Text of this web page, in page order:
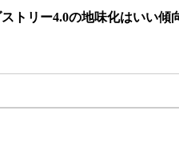
トリー4.0の地味化はいい傾